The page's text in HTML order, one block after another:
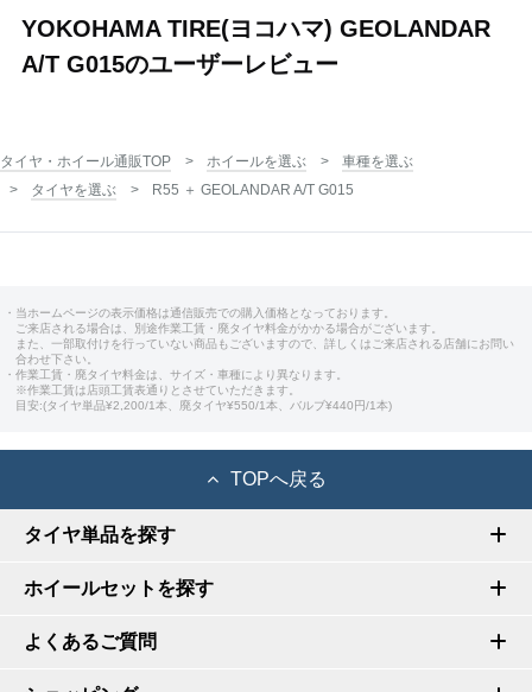
YOKOHAMA TIRE(ヨコハマ) GEOLANDAR
A/T G015のユーザーレビュー
タイヤ・ホイール通販TOP ホイールを選ぶ
車種を選ぶ
タイヤを選ぶ
R55 ＋ GEOLANDAR A/T G015
・当ホームページの表示価格は通信販売での購入価格となっております。
ご来店される場合は、別途作業工賃・廃タイヤ料金がかかる場合がございます。
また、一部取付けを行っていない商品もございますので、詳しくはご来店される店舗にお問い
合わせ下さい。
・作業工賃・廃タイヤ料金は、サイズ・車種により異なります。
※作業工賃は店頭工賃表通りとさせていただきます。
目安:(タイヤ単品¥2,200/1本、廃タイヤ¥550/1本、バルブ¥440円/1本)
TOPへ戻る
タイヤ単品を探す
ホイールセットを探す
よくあるご質問